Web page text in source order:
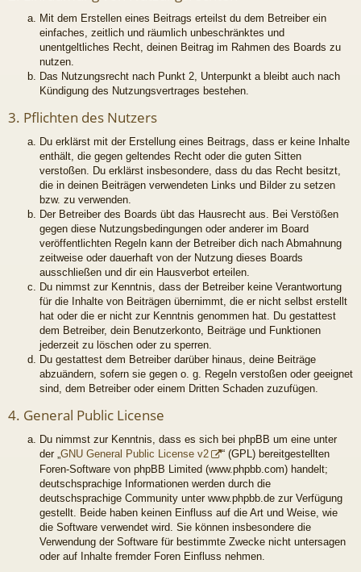
Mit dem Erstellen eines Beitrags erteilst du dem Betreiber ein
einfaches, zeitlich und räumlich unbeschränktes und
unentgeltliches Recht, deinen Beitrag im Rahmen des Boards zu
nutzen.
Das Nutzungsrecht nach Punkt 2, Unterpunkt a bleibt auch nach
Kündigung des Nutzungsvertrages bestehen.
3. Pflichten des Nutzers
Du erklärst mit der Erstellung eines Beitrags, dass er keine Inhalte
enthält, die gegen geltendes Recht oder die guten Sitten
verstoßen. Du erklärst insbesondere, dass du das Recht besitzt,
die in deinen Beiträgen verwendeten Links und Bilder zu setzen
bzw. zu verwenden.
Der Betreiber des Boards übt das Hausrecht aus. Bei Verstößen
gegen diese Nutzungsbedingungen oder anderer im Board
veröffentlichten Regeln kann der Betreiber dich nach Abmahnung
zeitweise oder dauerhaft von der Nutzung dieses Boards
ausschließen und dir ein Hausverbot erteilen.
Du nimmst zur Kenntnis, dass der Betreiber keine Verantwortung
für die Inhalte von Beiträgen übernimmt, die er nicht selbst erstellt
hat oder die er nicht zur Kenntnis genommen hat. Du gestattest
dem Betreiber, dein Benutzerkonto, Beiträge und Funktionen
jederzeit zu löschen oder zu sperren.
Du gestattest dem Betreiber darüber hinaus, deine Beiträge
abzuändern, sofern sie gegen o. g. Regeln verstoßen oder geeignet
sind, dem Betreiber oder einem Dritten Schaden zuzufügen.
4. General Public License
Du nimmst zur Kenntnis, dass es sich bei phpBB um eine unter
der „GNU General Public License v2
“ (GPL) bereitgestellten
Foren-Software von phpBB Limited (www.phpbb.com) handelt;
deutschsprachige Informationen werden durch die
deutschsprachige Community unter www.phpbb.de zur Verfügung
gestellt. Beide haben keinen Einfluss auf die Art und Weise, wie
die Software verwendet wird. Sie können insbesondere die
Verwendung der Software für bestimmte Zwecke nicht untersagen
oder auf Inhalte fremder Foren Einfluss nehmen.